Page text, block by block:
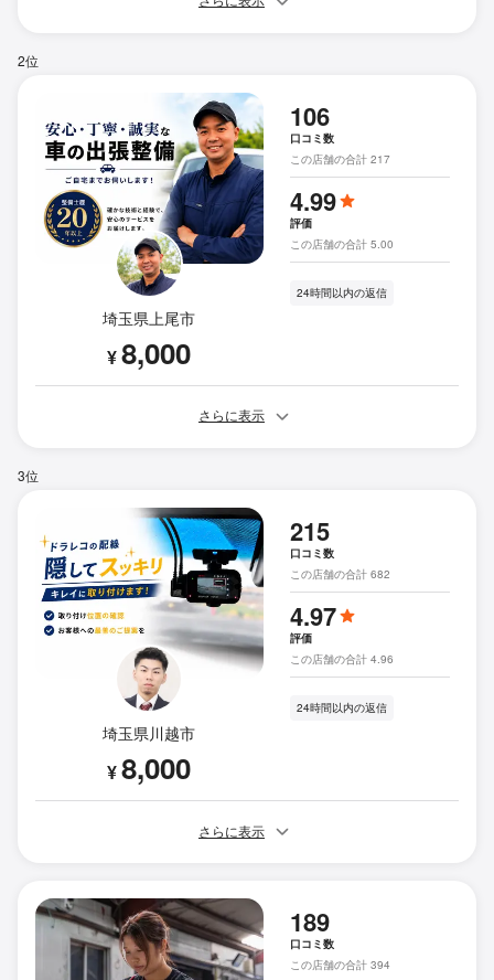
2位
埼玉県上尾市
¥8,000
106
口コミ数
この店舗の合計 217
4.99
評価
この店舗の合計 5.00
24時間以内の返信
さらに表示
3位
埼玉県川越市
¥8,000
215
口コミ数
この店舗の合計 682
4.97
評価
この店舗の合計 4.96
24時間以内の返信
さらに表示
189
口コミ数
この店舗の合計 394